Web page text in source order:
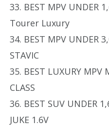
33. BEST MPV UNDER
Tourer Luxury
34. BEST MPV UNDER
STAVIC
35. BEST LUXURY MPV
CLASS
36. BEST SUV UNDER
JUKE 1.6V